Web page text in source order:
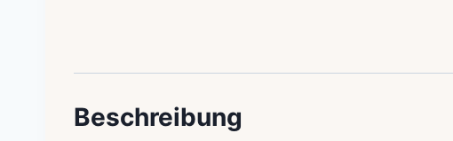
Beschreibung